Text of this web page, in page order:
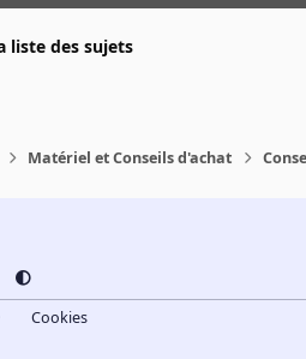
liste des sujets
Matériel et Conseils d'achat
System Preference
Cookies